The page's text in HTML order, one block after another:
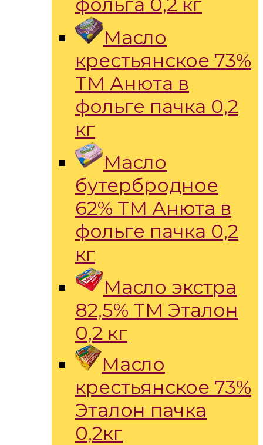
Масло
крестьянское 73%
ТМ Анюта в
фольге пачка 0,2
кг
Масло
бутербродное
62% ТМ Анюта в
фольге пачка 0,2
кг
Масло экстра
82,5% ТМ Эталон
0,2 кг
Масло
крестьянское 73%
Эталон пачка
0,2кг